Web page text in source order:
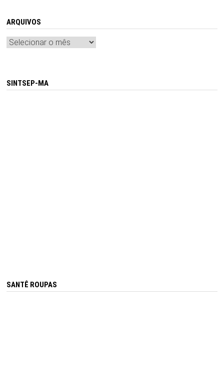
ARQUIVOS
Arquivos
SINTSEP-MA
SANTÊ ROUPAS